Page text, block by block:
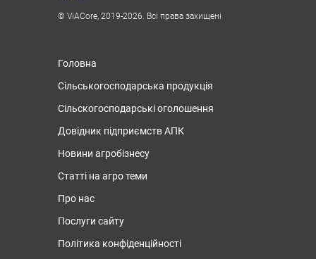
© ViACore, 2019-2026. Всі права захищені
Головна
Сільськогосподарська продукція
Сільскогосподарські оголошення
Довідник підприємств АПК
Новини агробізнесу
Статті на агро теми
Про нас
Послуги сайту
Політика конфіденційності